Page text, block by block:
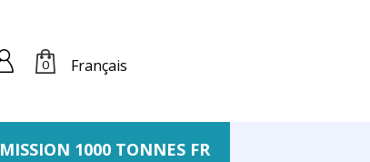
0 Français
MISSION 1000 TONNES FR